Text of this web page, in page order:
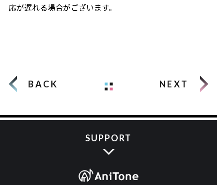
応が遅れる場合がございます。
BACK NEXT
SUPPORT